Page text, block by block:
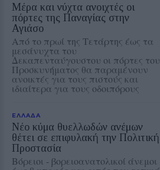
Μέρα και νύχτα ανοιχτές οι
πόρτες της Παναγίας στην
Αγιάσο
Από το πρωί της Τετάρτης έως τα
μεσάνυχτα του
Δεκαπενταύγουστου οι πόρτες του
Προσκυνήματος θα παραμένουν
ανοικτές για τους πιστούς και
ιδιαίτερα για τους οδοιπόρους
ΕΛΛΑΔΑ
Νέο κύμα θυελλωδών ανέμων
θέτει σε επιφυλακή την Πολιτική
Προστασία
Βόρειοι - βορειοανατολικοί άνεμοι